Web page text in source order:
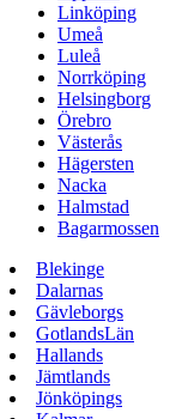
Linköping
Umeå
Luleå
Norrköping
Helsingborg
Örebro
Västerås
Hägersten
Nacka
Halmstad
Bagarmossen
Blekinge
Dalarnas
Gävleborgs
GotlandsLän
Hallands
Jämtlands
Jönköpings